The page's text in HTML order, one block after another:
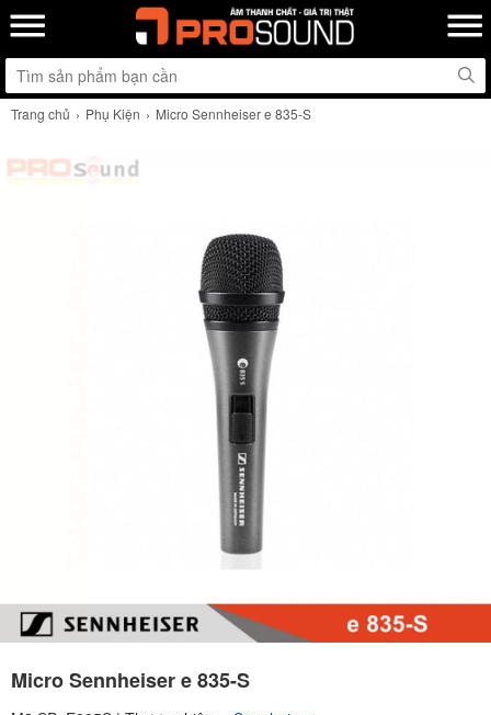
Trang chủ Phụ Kiện Micro Sennheiser e 835-S
Micro Sennheiser e 835-S